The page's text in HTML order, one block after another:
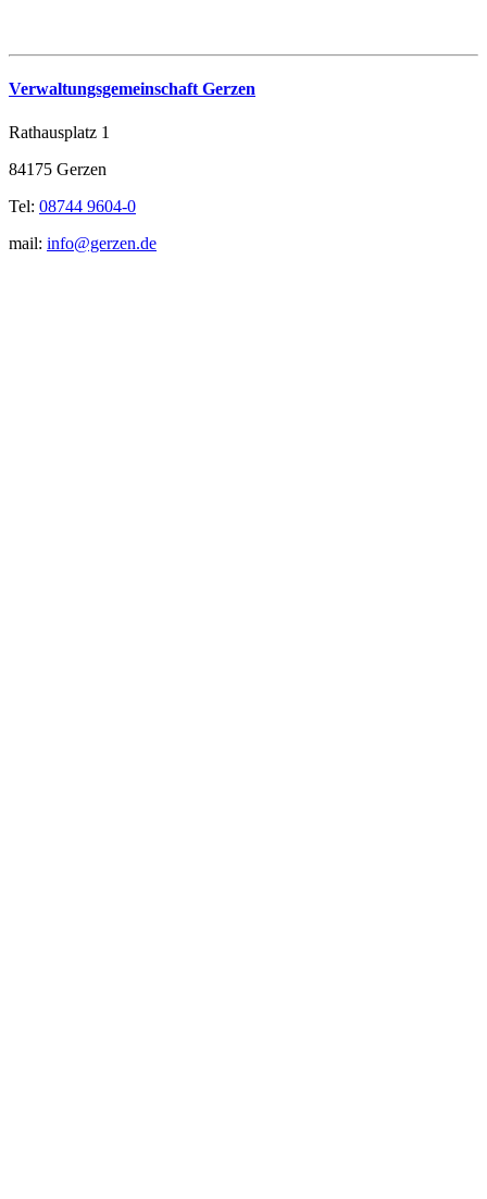
Verwaltungsgemeinschaft Gerzen
Rathausplatz 1
84175 Gerzen
Tel: 08744 9604-0
mail: info@gerzen.de